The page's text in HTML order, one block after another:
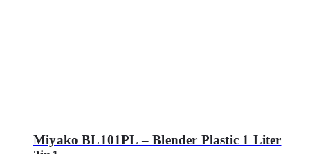
Miyako BL101PL – Blender Plastic 1 Liter